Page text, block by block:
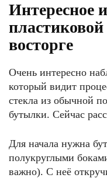
Интересное
восторге
Очень интересно
который видит
стекла из обычной
бутылки. Сейчас
Для начала нужна
полукруглыми
важно). С неё